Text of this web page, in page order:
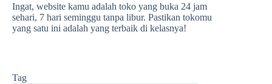
Ingat, website kamu adalah toko yang buka 24 jam
sehari, 7 hari seminggu tanpa libur. Pastikan tokomu
yang satu ini adalah yang terbaik di kelasnya!
Tag